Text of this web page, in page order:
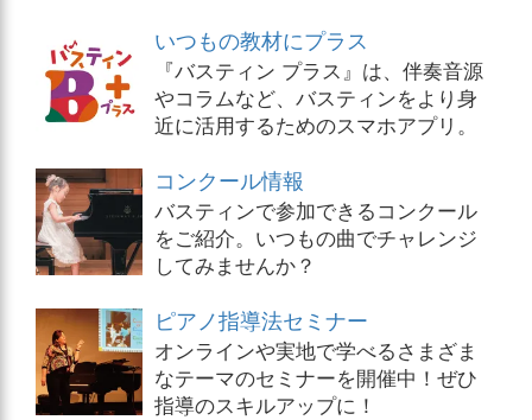
いつもの教材にプラス
『バスティン プラス』は、伴奏音源
やコラムなど、バスティンをより身
近に活用するためのスマホアプリ。
コンクール情報
バスティンで参加できるコンクール
をご紹介。いつもの曲でチャレンジ
してみませんか？
ピアノ指導法セミナー
オンラインや実地で学べるさまざま
なテーマのセミナーを開催中！ぜひ
指導のスキルアップに！